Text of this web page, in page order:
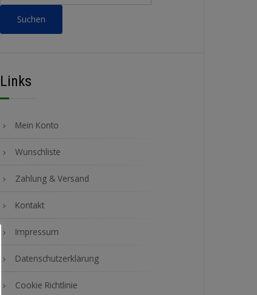
Suchen
Links
Mein Konto
Wunschliste
Zahlung & Versand
Kontakt
Impressum
Datenschutzerklärung
Cookie Richtlinie